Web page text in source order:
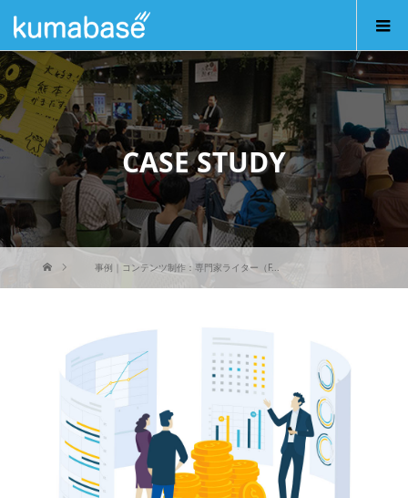
CASE STUDY
事例｜コンテンツ制作：専門家ライター（F...